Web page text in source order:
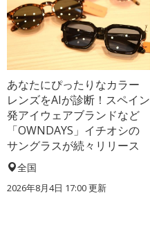
あなたにぴったりなカラー
レンズをAIが診断！スペイン
発アイウェアブランドなど
「OWNDAYS」イチオシの
サングラスが続々リリース
全国
2026年8月4日 17:00更新